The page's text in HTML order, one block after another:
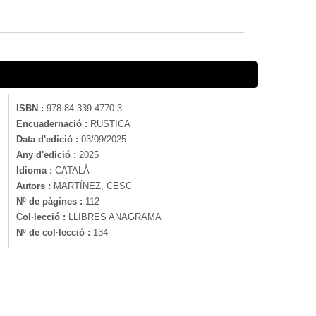
ISBN : 978-84-339-4770-3
Encuadernació : RUSTICA
Data d'edició : 03/09/2025
Any d'edició : 2025
Idioma : CATALÀ
Autors : MARTÍNEZ, CESC
Nº de pàgines : 112
Col·lecció : LLIBRES ANAGRAMA
Nº de col·lecció : 134